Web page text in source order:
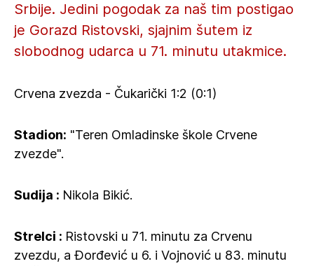
Srbije. Jedini pogodak za naš tim postigao
je Gorazd Ristovski, sjajnim šutem iz
slobodnog udarca u 71. minutu utakmice.
Crvena zvezda - Čukarički 1:2 (0:1)
Stadion: "Teren Omladinske škole Crvene
zvezde".
Sudija : Nikola Bikić.
Strelci : Ristovski u 71. minutu za Crvenu
zvezdu, a Đorđević u 6. i Vojnović u 83. minutu